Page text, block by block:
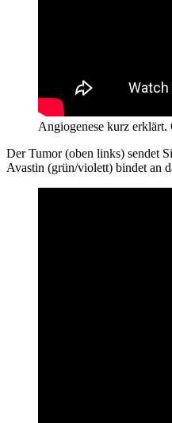
Angiogenese kurz
Der Tumor (oben links) sendet
Avastin (grün/violett) bindet an